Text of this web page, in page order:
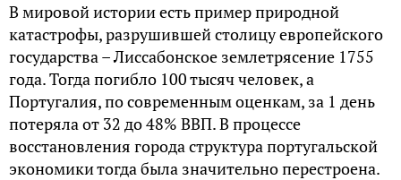
В мировой истории есть пример природной
катастрофы, разрушившей столицу европейского
государства – Лиссабонское землетрясение 1755
года. Тогда погибло 100 тысяч человек, а
Португалия, по современным оценкам, за 1 день
потеряла от 32 до 48% ВВП. В процессе
восстановления города структура португальской
экономики тогда была значительно перестроена.